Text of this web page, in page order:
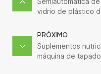
vidrio de plástico
PRÓXIMO
Suplementos
máquina de